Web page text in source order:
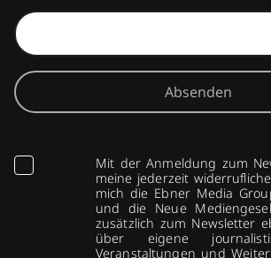
Absenden
Mit der Anmeldung zum
meine jederzeit
mich die Ebner Media
und die Neue
zusätzlich zum Newsletter
über eigene
Veranstaltungen und